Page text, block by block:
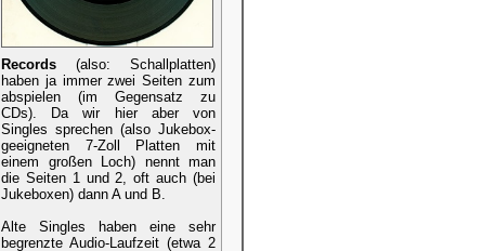
Records (also: Schallplatten)
haben ja immer zwei Seiten zum
abspielen (im Gegensatz zu
CDs). Da wir hier aber von
Singles sprechen (also Jukebox-
geeigneten 7-Zoll Platten mit
einem großen Loch) nennt man
die Seiten 1 und 2, oft auch (bei
Jukeboxen) dann A und B.
Alte Singles haben eine sehr
begrenzte Audio-Laufzeit (etwa 2